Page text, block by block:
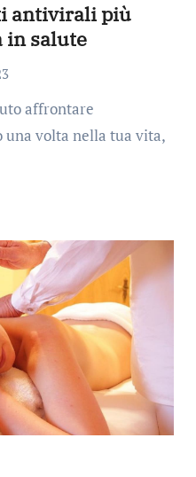
antivirali più
in salute
una volta nella tua vita,